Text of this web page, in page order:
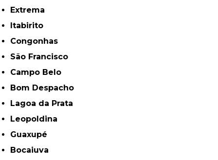
Extrema
Itabirito
Congonhas
São Francisco
Campo Belo
Bom Despacho
Lagoa da Prata
Leopoldina
Guaxupé
Bocaiuva